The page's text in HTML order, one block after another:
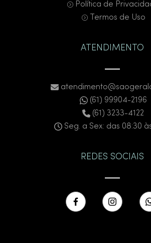
Política de
Termos de Uso
ATENDIMENTO
(61) 99904-2196
(61) 3233-4122
Seg. a Sex: das 08:30
REDES SOCIAIS